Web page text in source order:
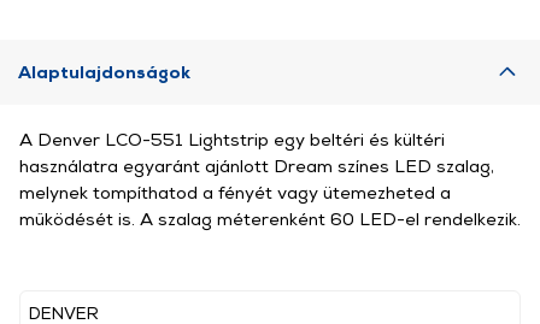
Alaptulajdonságok
DENVER
A Denver LCO-551 Lightstrip egy beltéri és kültéri
használatra egyaránt ajánlott Dream színes LED szalag,
melynek tompíthatod a fényét vagy ütemezheted a
működését is. A szalag méterenként 60 LED-el rendelkezik.